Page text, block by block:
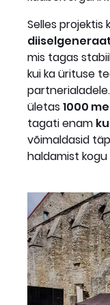
Selles projektis
mis tagas
kui ka ürituse
ületas 1000
tagati enam
võimaldasid
haldamist